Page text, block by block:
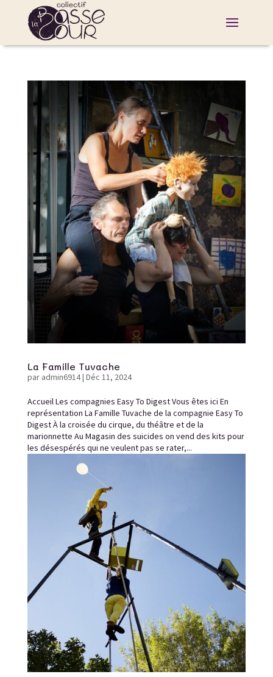
La Famille Tuvache
par admin6914| Déc 11, 2024
Accueil Les compagnies Easy To Digest Vous êtes ici En
représentation La Famille Tuvache de la compagnie Easy To
Digest À la croisée du cirque, du théâtre et de la
marionnette Au Magasin des suicides on vend des kits pour
les désespérés qui ne veulent pas se rater,...